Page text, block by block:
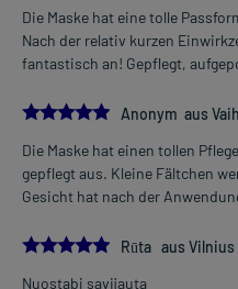
Die Maske hat eine tolle
Nach der relativ kurzen
fantastisch an! Gepflegt,
5.0Anonym aus
Die Maske hat einen tollen
gepflegt aus. Kleine Fältchen
Gesicht hat nach der
5.0
Rūta aus Vilnius
Nuostabi savijauta